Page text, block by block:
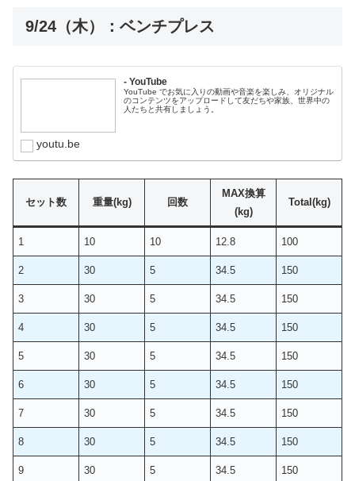
9/24（木）：ベンチプレス
- YouTube
YouTube でお気に入りの動画や音楽を楽しみ、オリジナル
のコンテンツをアップロードして友だちや家族、世界中の
人たちと共有しましょう。
youtu.be
セット数 重量(kg) 回数
MAX換算
(kg)
Total(kg)
1 10 10 12.8 100
2 30 5 34.5 150
3 30 5 34.5 150
4 30 5 34.5 150
5 30 5 34.5 150
6 30 5 34.5 150
7 30 5 34.5 150
8 30 5 34.5 150
9 30 5 34.5 150